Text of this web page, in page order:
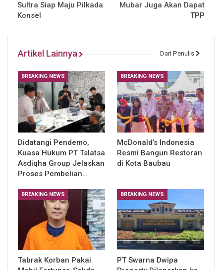
Sultra Siap Maju Pilkada
Konsel
Mubar Juga Akan Dapat
TPP
Artikel Lainnya Dari Penulis
BREAKING NEWS
Didatangi Pendemo,
Kuasa Hukum PT Tslatsa
Asdiqha Group Jelaskan
Proses Pembelian…
BREAKING NEWS
McDonald’s Indonesia
Resmi Bangun Restoran
di Kota Baubau
BREAKING NEWS
Tabrak Korban Pakai
BREAKING NEWS
PT Swarna Dwipa